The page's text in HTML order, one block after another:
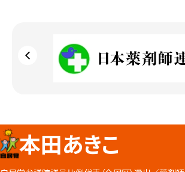
本田あきこ